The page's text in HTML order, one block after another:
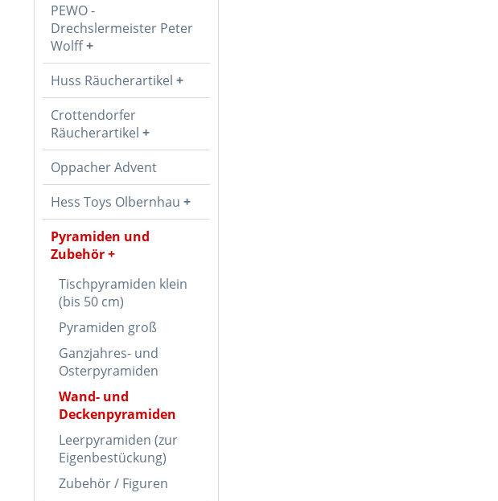
PEWO -
Drechslermeister Peter
Wolff
Huss Räucherartikel
Crottendorfer
Räucherartikel
Oppacher Advent
Hess Toys Olbernhau
Pyramiden und
Zubehör
Tischpyramiden klein
(bis 50 cm)
Pyramiden groß
Ganzjahres- und
Osterpyramiden
Wand- und
Deckenpyramiden
Leerpyramiden (zur
Eigenbestückung)
Zubehör / Figuren